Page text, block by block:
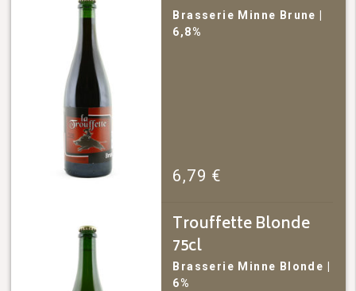
Brasserie Minne Brune
6,8%
6,79 €
Trouffette Blonde
75cl
Brasserie Minne Blonde
6%